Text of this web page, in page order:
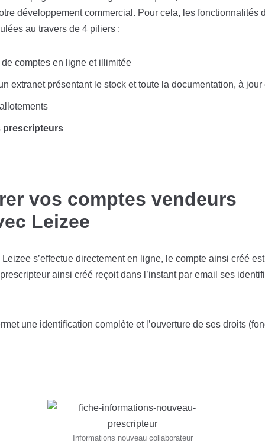
développement commercial. Pour cela, les fonctionnalités
au travers de 4 piliers :
comptes en ligne et illimitée
extranet présentant le stock et toute la documentation, à jour
prescripteurs
vos comptes vendeurs
Leizee
Leizee s’effectue directement en ligne, le compte ainsi créé
ainsi créé reçoit dans l’instant par email ses
une identification complète et l’ouverture de ses droits
Informations nouveau collaborateur